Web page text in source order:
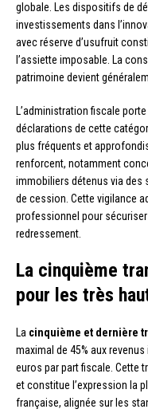
globale. Les dispositifs de
investissements dans
avec réserve d’usufruit
l’assiette imposable. La
patrimoine devient
L’administration fiscale porte
déclarations de cette
plus fréquents et
renforcent, notamment
immobiliers détenus via des
de cession. Cette vigilance
professionnel pour
redressement.
La cinquième
pour les très
La cinquième et dernière
maximal de 45% aux
euros par part fiscale. Cette
et constitue l’expression la
française, alignée sur les